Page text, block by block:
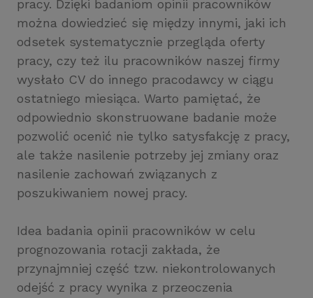
pracy. Dzięki badaniom opinii pracowników
można dowiedzieć się między innymi, jaki ich
odsetek systematycznie przegląda oferty
pracy, czy też ilu pracowników naszej firmy
wysłało CV do innego pracodawcy w ciągu
ostatniego miesiąca. Warto pamiętać, że
odpowiednio skonstruowane badanie może
pozwolić ocenić nie tylko satysfakcję z pracy,
ale także nasilenie potrzeby jej zmiany oraz
nasilenie zachowań związanych z
poszukiwaniem nowej pracy.
Idea badania opinii pracowników w celu
prognozowania rotacji zakłada, że
przynajmniej część tzw. niekontrolowanych
odejść z pracy wynika z przeoczenia